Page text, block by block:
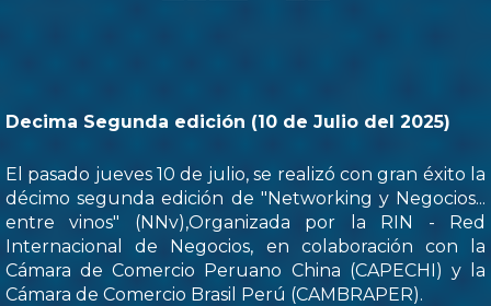
Decima Segunda edición (10 de Julio del 2025)
El pasado jueves 10 de julio, se realizó con gran éxito la
décimo segunda edición de "Networking y Negocios...
entre vinos" (NNv),Organizada por la RIN - Red
Internacional de Negocios, en colaboración con la
Cámara de Comercio Peruano China (CAPECHI) y la
Cámara de Comercio Brasil Perú (CAMBRAPER).